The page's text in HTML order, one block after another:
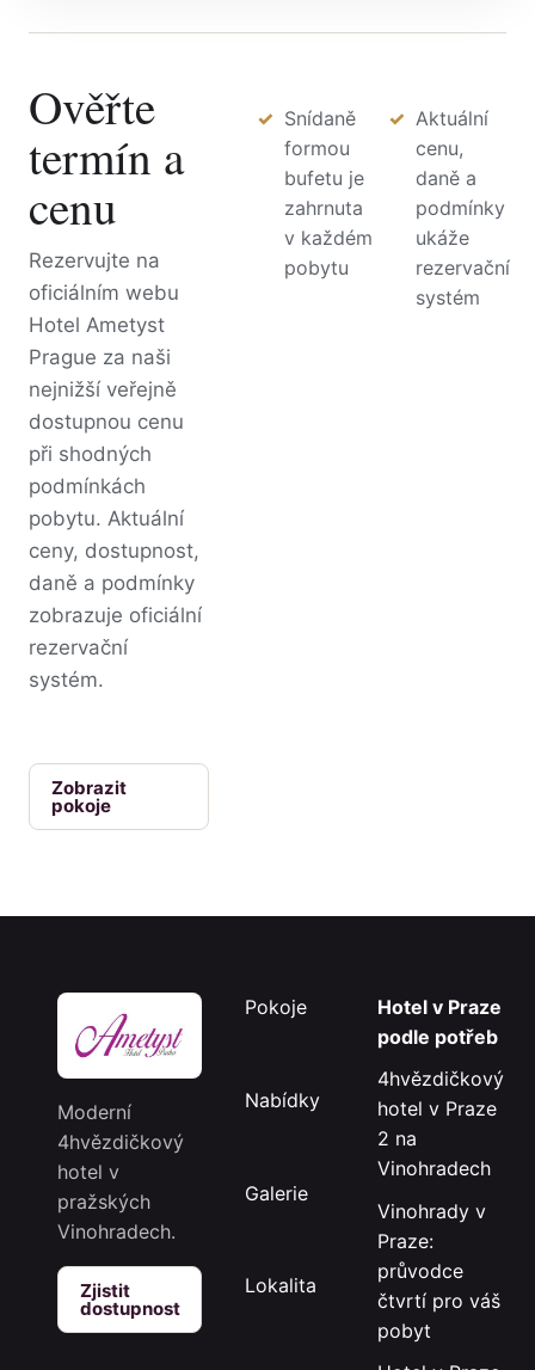
Ověřte
termín a
cenu
Rezervujte na
oficiálním webu
Hotel Ametyst
Prague za naši
nejnižší veřejně
dostupnou cenu
při shodných
podmínkách
pobytu. Aktuální
ceny, dostupnost,
daně a podmínky
zobrazuje oficiální
rezervační
systém.
Snídaně
formou
bufetu je
zahrnuta
v každém
pobytu
Aktuální
cenu,
daně a
podmínky
ukáže
rezervační
systém
Zobrazit
pokoje
Moderní
4hvězdičkový
hotel v
pražských
Vinohradech.
Zjistit
dostupnost
Pokoje
Nabídky
Galerie
Lokalita
Hotel v Praze
podle potřeb
4hvězdičkový
hotel v Praze
2 na
Vinohradech
Vinohrady v
Praze:
průvodce
čtvrtí pro váš
pobyt